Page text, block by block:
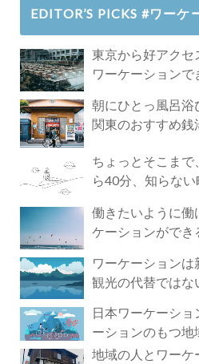
EDITOR’S PICKS #ワーケ
東京から好アクセ
ワーケーションで
朝にひとっ風呂浴
関東のおすすめ銭
ちょっとそこまで
ら40分、知らな
働きたいように働
ケーションができ
ワーケーションは
観光の代替ではな
日本ワーケーシ
ーションのもつ地
地域の人とワーケ